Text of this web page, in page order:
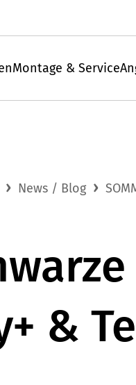
Montage & Service
News / Blog
&